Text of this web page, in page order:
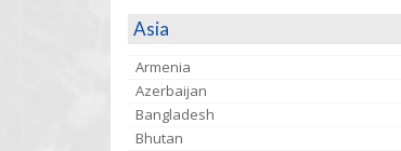
Asia
Armenia
Azerbaijan
Bangladesh
Bhutan